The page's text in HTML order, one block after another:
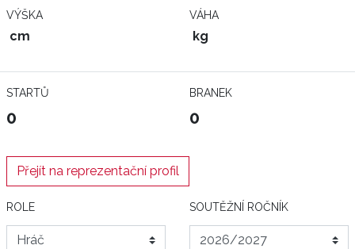
VÝŠKA
cm
VÁHA
kg
STARTŮ
0
BRANEK
0
Přejít na reprezentační profil
ROLE SOUTĚŽNÍ ROČNÍK